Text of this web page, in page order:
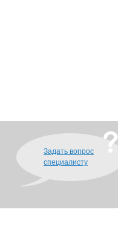
Задать вопрос
специалисту